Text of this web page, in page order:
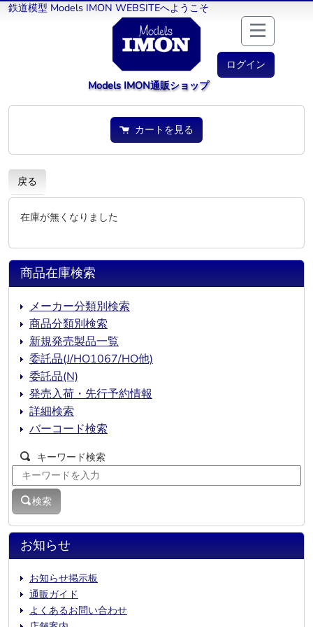
鉄道模型 Models IMON WEBSITEへようこそ
ログイン
Models IMON通販ショップ
カートを見る
戻る
在庫が無くなりました
お知らせ
お知らせ掲示板
通販ガイド
よくあるお問い合わせ
商品在庫検索
メーカー分類別検索
商品分類別検索
新規発売製品一覧
委託品(J/HO1067/HO他)
委託品(N)
発売入荷・先行予約情報
詳細検索
バーコード検索
キーワード検索
検索